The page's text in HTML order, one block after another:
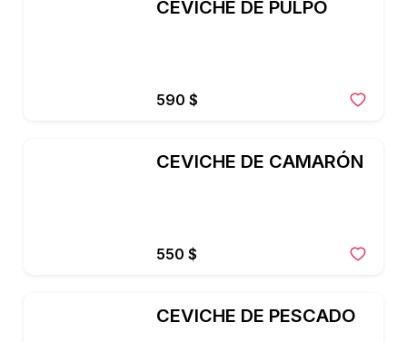
CEVICHE DE PULPO
590 $
CEVICHE DE CAMARÓN
550 $
CEVICHE DE PESCADO